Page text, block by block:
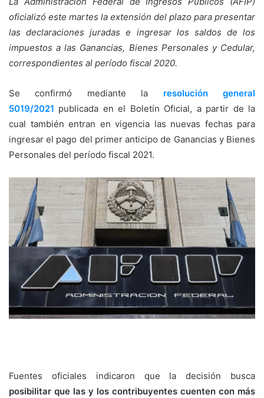
oficializó este martes la extensión del plazo para presentar
las declaraciones juradas e ingresar los saldos de los
impuestos a las Ganancias, Bienes Personales y Cedular,
correspondientes al período fiscal 2020.
Se confirmó mediante la resolución general
5019/2021 publicada en el Boletín Oficial, a partir de la
cual también entran en vigencia las nuevas fechas para
ingresar el pago del primer anticipo de Ganancias y Bienes
Personales del período fiscal 2021.
Fuentes oficiales indicaron que la decisión busca
posibilitar que las y los contribuyentes cuenten con más